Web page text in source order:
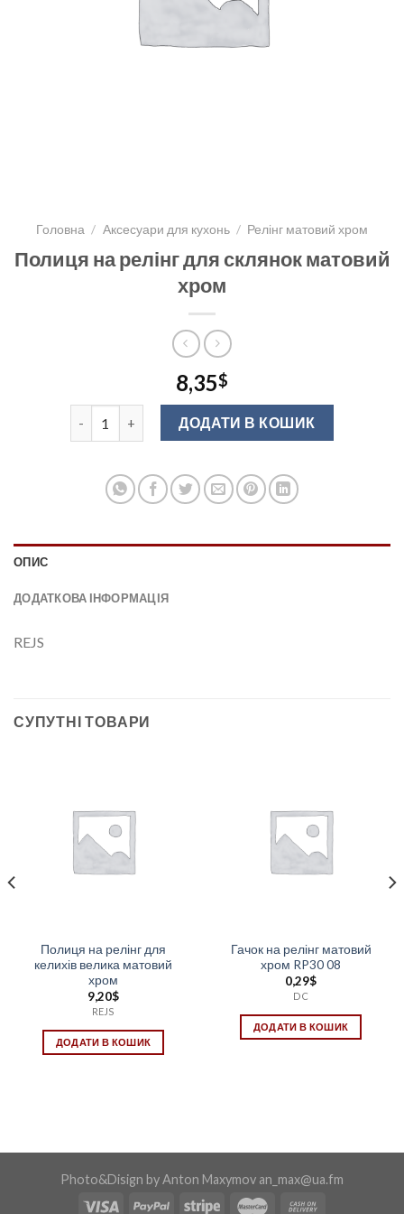
Головна / Аксесуари для кухонь / Релінг матовий хром
Полиця на релінг для склянок матовий
хром
8,35$
Полиця на релінг для склянок матовий хром
ДОДАТИ В КОШИК
ОПИС
ДОДАТКОВА ІНФОРМАЦІЯ
REJS
СУПУТНІ ТОВАРИ
Полиця на релінг для
келихів велика матовий
хром
9,20$
REJS
ДОДАТИ В КОШИК
Гачок на релінг матовий
хром RP30 08
0,29$
DC
ДОДАТИ В КОШИК
Photo&Disign by Anton Maxymov an_max@ua.fm